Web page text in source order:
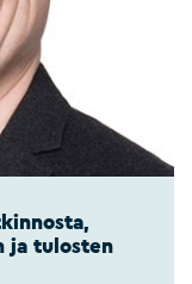
ja tulosten